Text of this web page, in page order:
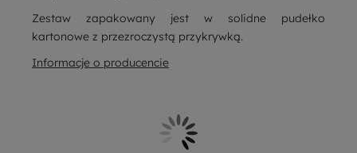
Zestaw zapakowany jest w solidne pudełko
kartonowe z przezroczystą przykrywką.
Informacje o producencie